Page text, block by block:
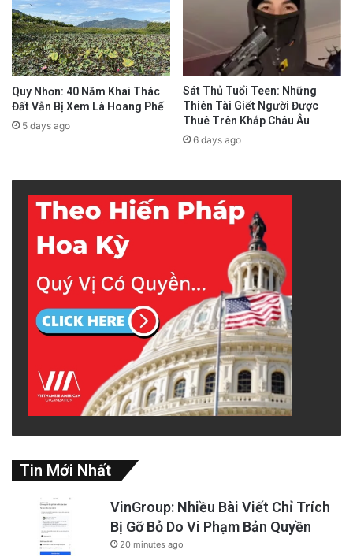
Quy Nhơn: 40 Năm Khai Thác
Đất Vẫn Bị Xem Là Hoang Phế
5 days ago
Sát Thủ Tuổi Teen: Những
Thiên Tài Giết Người Được
Thuê Trên Khắp Châu Âu
6 days ago
Tin Mới Nhất
VinGroup: Nhiều Bài Viết Chỉ Trích
Bị Gỡ Bỏ Do Vi Phạm Bản Quyền
20 minutes ago